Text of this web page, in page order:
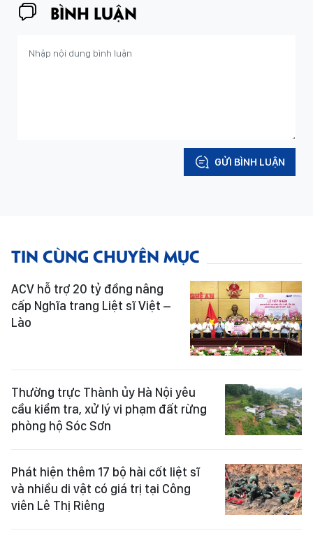
BÌNH LUẬN
GỬI BÌNH LUẬN
TIN CÙNG CHUYÊN MỤC
ACV hỗ trợ 20 tỷ đồng nâng
cấp Nghĩa trang Liệt sĩ Việt –
Lào
Thường trực Thành ủy Hà Nội yêu
cầu kiểm tra, xử lý vi phạm đất rừng
phòng hộ Sóc Sơn
Phát hiện thêm 17 bộ hài cốt liệt sĩ
và nhiều di vật có giá trị tại Công
viên Lê Thị Riêng